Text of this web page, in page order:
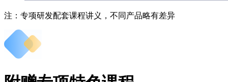
注：专项研发配套课程讲义，不同产品略有差异